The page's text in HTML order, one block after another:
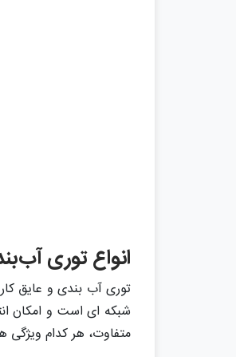
انواع توری
توری آب‌ بندی و عایق‌
شبکه‌ ای است و امکان
متفاوت، هر کدام